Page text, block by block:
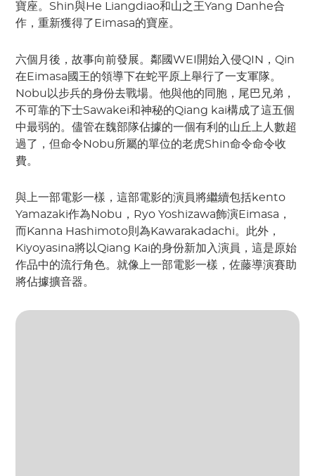
寶座。Shin與He Liangdiao和山之王Yang Danhe合
作，重新獲得了Eimasa的寶座。
六個月後，故事向前發展。鄰國WEI開始入侵QIN，Qin
在Eimasa國王的領導下在蛇平原上舉行了一支軍隊。
Nobu以步兵的身份去戰場。他與他的同胞，尾巴兄弟，
不可靠的下士Sawakei和神秘的Qiang kai構成了這五個
中最弱的。儘管在魏部隊佔據的一個有利的山丘上人數超
過了，但命令Nobu所屬的單位的老虎Shin命令命令收
費。
與上一部電影一樣，這部電影的演員將繼續包括kento
Yamazaki作為Nobu，Ryo Yoshizawa飾演Eimasa，
而Kanna Hashimoto則為Kawarakadachi。此外，
Kiyoyasina將以Qiang Kai的身份新加入演員，這是原始
作品中的流行角色。就像上一部電影一樣，佐藤導演賽助
將佔據擴音器。